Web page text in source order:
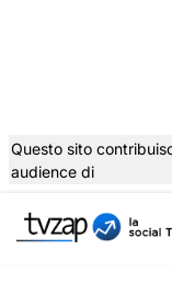
al
Questo sito
audience di